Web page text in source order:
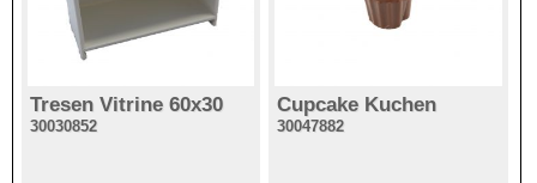
Tresen Vitrine 60x30
30030852
Cupcake Kuchen
30047882